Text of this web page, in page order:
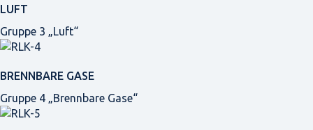
LUFT
Gruppe 3 „Luft“
BRENNBARE GASE
Gruppe 4 „Brennbare Gase“